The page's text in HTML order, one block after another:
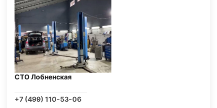
СТО Лобненская
+7 (499) 110-53-06